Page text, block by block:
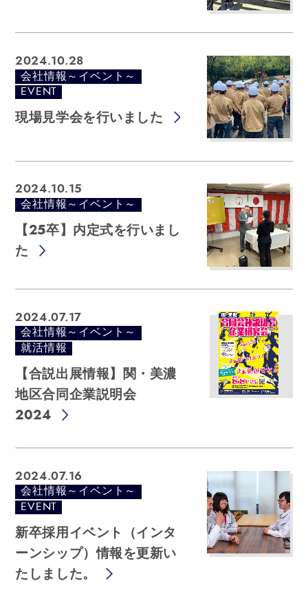
2024.10.28
会社情報～イベント～
EVENT
現場見学会を行いました
2024.10.15
会社情報～イベント～
【25卒】内定式を行いまし
た
2024.07.17
会社情報～イベント～
就活情報
【合説出展情報】関・美濃
地区合同企業説明会
2024
2024.07.16
会社情報～イベント～
EVENT
新卒採用イベント（インタ
ーンシップ）情報を更新い
たしました。